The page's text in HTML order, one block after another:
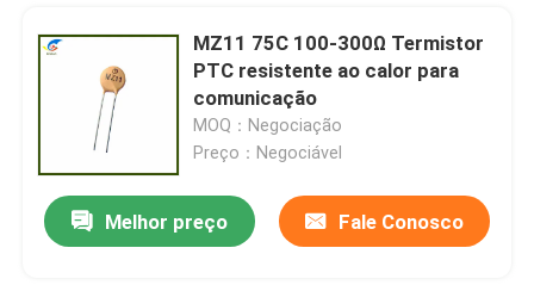
Fusível de cartucho em miniatura
Protector contra sobrecarga térmica
MZ11 75C 100-300Ω Termistor
PTC resistente ao calor para
comunicação
MOQ：Negociação
Preço：Negociável
Melhor preço Fale Conosco